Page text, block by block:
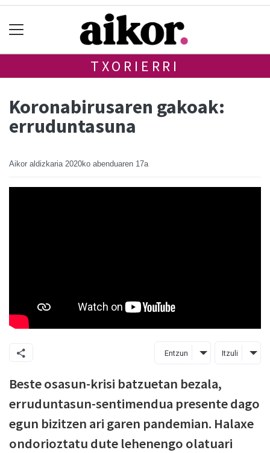
TXORIERRI
Koronabirusaren gakoak:
erruduntasuna
Aikor aldizkaria 2020ko abenduaren 17a
Entzun Itzuli
Beste osasun-krisi batzuetan bezala,
erruduntasun-sentimendua presente dago
egun bizitzen ari garen pandemian. Halaxe
ondorioztatu dute lehenengo olatuari